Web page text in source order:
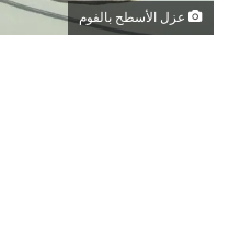
عزل الأسطح بالفوم